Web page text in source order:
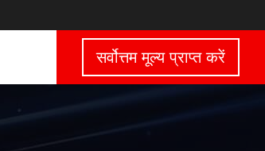
सर्वोत्तम मूल्य प्राप्त करें